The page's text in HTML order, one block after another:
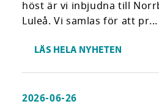
höst är vi inbjudna till
Luleå. Vi samlas för att pr...
LÄS HELA NYHETEN
2026-06-26